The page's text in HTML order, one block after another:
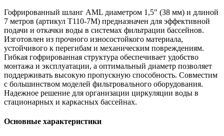
Гофрированный шланг AML диаметром 1,5" (38 мм) и длиной
7 метров (артикул T110-7M) предназначен для эффективной
подачи и откачки воды в системах фильтрации бассейнов.
Изготовлен из прочного износостойкого материала,
устойчивого к перегибам и механическим повреждениям.
Гибкая гофрированная структура обеспечивает удобство
монтажа и эксплуатации, а оптимальный диаметр позволяет
поддерживать высокую пропускную способность. Совместим
с большинством моделей фильтровального оборудования.
Надежное решение для организации циркуляции воды в
стационарных и каркасных бассейнах.
Основные характеристики